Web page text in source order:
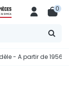
0
- A partir de 1956)